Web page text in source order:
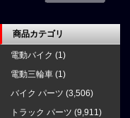
商品カテゴリ
電動バイク (1)
電動三輪車 (1)
バイク パーツ (3,506)
トラック パーツ (9,911)